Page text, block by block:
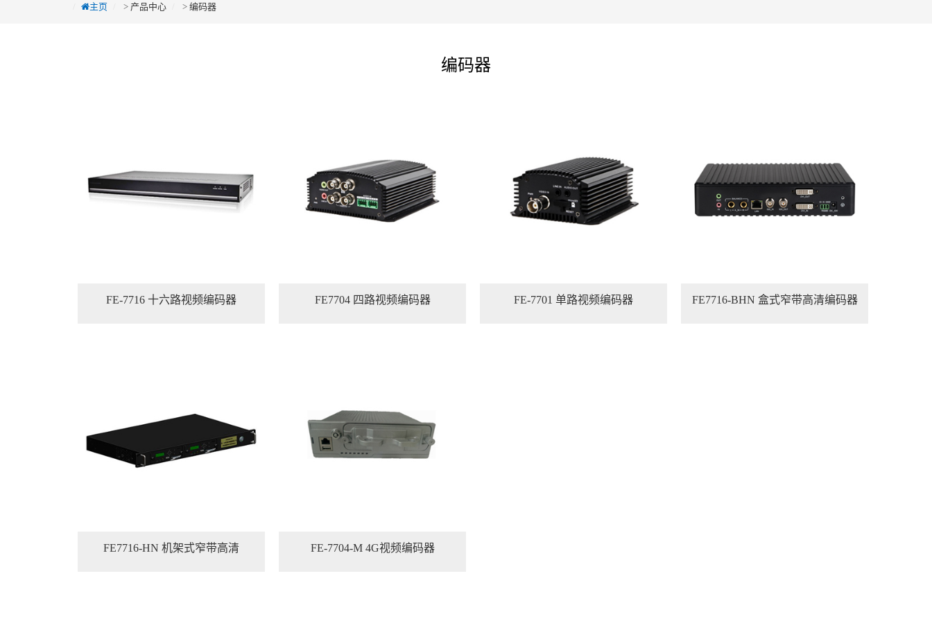
主页 > 产品中心 > 编码器
编码器
FE-7716 十六路视频编码器 FE7704 四路视频编码器 FE-7701 单路视频编码器 FE7716-BHN 盒式窄带高清编码器
FE7716-HN 机架式窄带高清 FE-7704-M 4G视频编码器